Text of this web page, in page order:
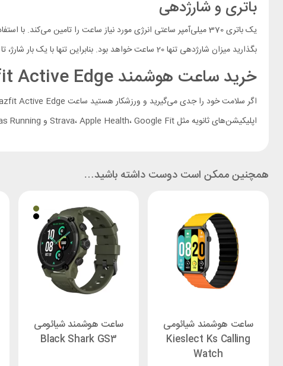
باتری و شارژدهی
بگذارید میزان شارژدهی تنها 20 ساعت خواهد بود. بنابراین تنها با یک بار شارژ، تا مدت‌ها به پریز برق احتیاج پیدا نخواهید کرد. شارژ شدن دستگاه هم به صورت مغناطیسی انجام می‌شود.
خرید ساعت هوشمند Amazfit Active Edge
اپلیکیشن‌های ثانویه مثل Strava، Apple Health، Google Fit و Adidas Running پشتیبانی کرده و قابلیت‌های ورزشی‌اش کامل است.
همچنین ممکن است دوست داشته باشید…
ساعت هوشمند شیائومی
Kieslect Ks Calling
Watch
ساعت هوشمند شیائومی
Black Shark GS3